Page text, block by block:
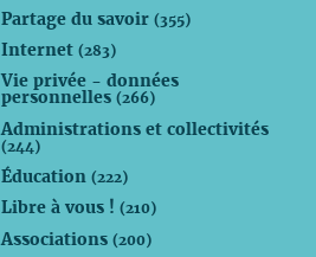
Partage du savoir(355)
Internet(283)
Vie privée - données
personnelles(266)
Administrations et collectivités
(244)
Éducation(222)
Libre à vous !(210)
Associations(200)